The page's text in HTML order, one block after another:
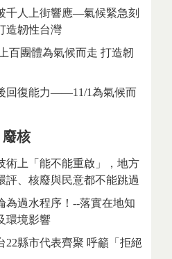
千人上街響應—氣候緊急刻
造韌性台灣
百團體為氣候而走 打造韌
回復能力——11/1為氣候而
廢核
術上「能不能重啟」，地方
評、核廢與民意都不能跳過
為過水程序！--落實在地知
環境影響
22縣市代表齊聚 呼籲「拒絕